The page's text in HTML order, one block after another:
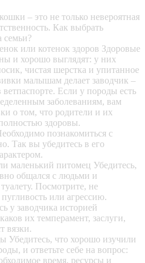
– это не только невероятная
Как выбрать
семьи?
или котенок здоров Здоровые
и хорошо выглядят: у них
чистая шерстка и упитанное
малышам делает заводчик –
Если у породы есть
заболеваниям, вам
о том, что родители и их
здоровы.
познакомиться с
Так вы убедитесь в его
маленький питомец Убедитесь,
общался с людьми и
Посмотрите, не
или агрессию.
у заводчика историей
их темперамент, заслуги,
вязки.
Убедитесь, что хорошо изучили
и ответьте себе на вопрос:
время, ресурсы и